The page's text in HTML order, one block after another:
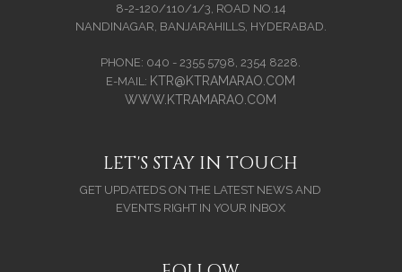
8-2-120/110/1/3, ROAD NO.14
NANDINAGAR, BANJARAHILLS, HYDERABAD.
PHONE: 040 - 2355 5798, 2354 8228.
E-MAIL: KTR@KTRAMARAO.COM
WWW.KTRAMARAO.COM
LET'S STAY IN TOUCH
GET UPDATEDS ON THE LATEST NEWS AND
EVENTS RIGHT IN YOUR INBOX